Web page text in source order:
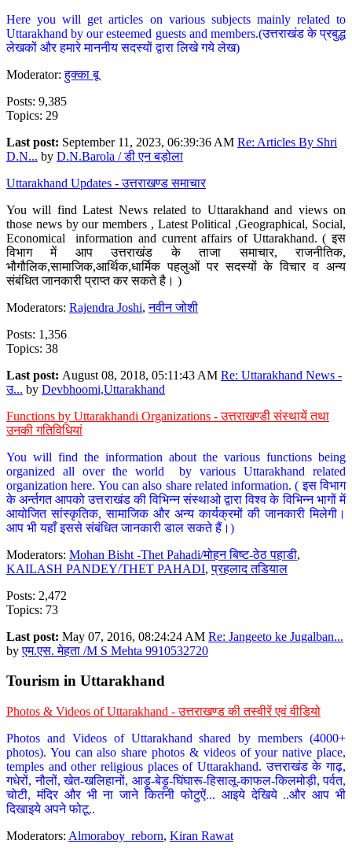
Here you will get articles on various subjects mainly related to
Uttarakhand by our esteemed guests and members.(उत्तराखंड के प्रबुद्ध
लेखकों और हमारे माननीय सदस्यों द्वारा लिखे गये लेख)
Moderator:हुक्का बू
Posts: 9,385
Topics: 29
Last post: September 11, 2023, 06:39:36 AM Re: Articles By Shri
D.N... by D.N.Barola / डी एन बड़ोला
Uttarakhand Updates - उत्तराखण्ड समाचार
You will find Latest News related to Uttarakhand and views on
those news by our members , Latest Political ,Geographical, Social,
Economical information and current affairs of Uttarakhand. ( इस
विभाग में आप उत्तराखंड के ताजा समाचार, राजनीतिक,
भौगौलिक,सामाजिक,आर्थिक,धार्मिक पहलुओं पर सदस्यों के विचार व अन्य
संबंधित जानकारी प्राप्त कर सकते है। )
Moderators: Rajendra Joshi,नवीन जोशी
Posts: 1,356
Topics: 38
Last post: August 08, 2018, 05:11:43 AM Re: Uttarakhand News -
उ... by Devbhoomi,Uttarakhand
Functions by Uttarakhandi Organizations - उत्तराखण्डी संस्थायें तथा
उनकी गतिविधियां
You will find the information about the various functions being
organized all over the world by various Uttarakhand related
organization here. You can also share related information. ( इस विभाग
के अर्न्तगत आपको उत्तराखंड की विभिन्न संस्थाओ द्वारा विश्व के विभिन्न भागों में
आयोजित सांस्कृतिक, सामाजिक और अन्य कार्यक्रमों की जानकारी मिलेगी।
आप भी यहाँ इससे संबंधित जानकारी डाल सकते हैं।)
Moderators: Mohan Bisht -Thet Pahadi/मोहन बिष्ट-ठेठ पहाडी,
KAILASH PANDEY/THET PAHADI,प्रहलाद तडियाल
Posts: 2,472
Topics: 73
Last post: May 07, 2016, 08:24:24 AM Re: Jangeeto ke Jugalban...
byएम.एस. मेहता /M S Mehta 9910532720
Tourism in Uttarakhand
Photos & Videos of Uttarakhand - उत्तराखण्ड की तस्वीरें एवं वीडियो
Photos and Videos of Uttarakhand shared by members (4000+
photos). You can also share photos & videos of your native place,
temples and other religious places of Uttarakhand. उत्तराखंड के गाढ़,
गधेरों, नौलों, खेत-खलिहानों, आड़ू-बेड़ू-घिंघारू-हिसालू-काफल-किलमोड़ी, पर्वत,
चोटी, मंदिर और भी ना जाने कितनी फोटुऐं... आइये देखिये ..और आप भी
दिखाइये अपने फोटू..
Moderators: Almoraboy_reborn, Kiran Rawat